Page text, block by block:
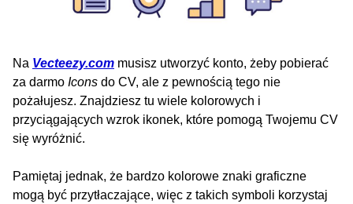
Na Vecteezy.com musisz utworzyć konto, żeby pobierać
za darmo Icons do CV, ale z pewnością tego nie
pożałujesz. Znajdziesz tu wiele kolorowych i
przyciągających wzrok ikonek, które pomogą Twojemu CV
się wyróżnić.
Pamiętaj jednak, że bardzo kolorowe znaki graficzne
mogą być przytłaczające, więc z takich symboli korzystaj